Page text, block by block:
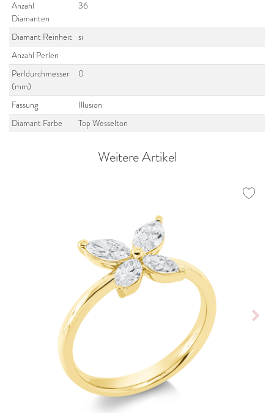
Anzahl
Diamanten
36
Diamant Reinheit si
Anzahl Perlen
Perldurchmesser
(mm)
0
Fassung
Illusion
Diamant Farbe
Top Wesselton
Weitere Artikel